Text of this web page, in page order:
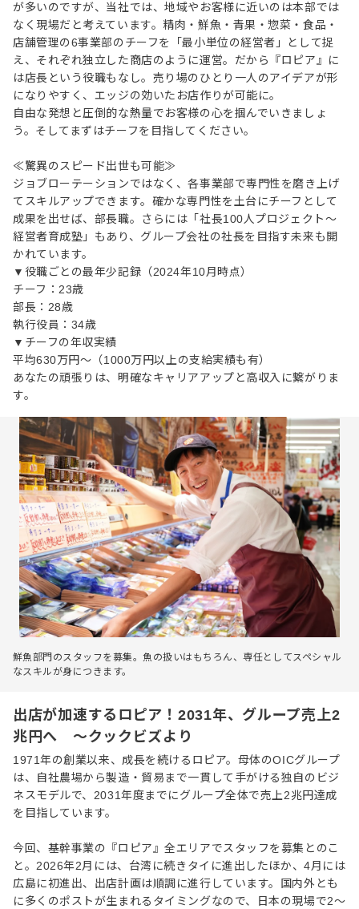
が多いのですが、当社では、地域やお客様に近いのは本部では
なく現場だと考えています。精肉・鮮魚・青果・惣菜・食品・
店舗管理の6事業部のチーフを「最小単位の経営者」として捉
え、それぞれ独立した商店のように運営。だから『ロピア』に
は店長という役職もなし。売り場のひとり一人のアイデアが形
になりやすく、エッジの効いたお店作りが可能に。
自由な発想と圧倒的な熱量でお客様の心を掴んでいきましょ
う。そしてまずはチーフを目指してください。
≪驚異のスピード出世も可能≫
ジョブローテーションではなく、各事業部で専門性を磨き上げ
てスキルアップできます。確かな専門性を土台にチーフとして
成果を出せば、部長職。さらには「社長100人プロジェクト～
経営者育成塾」もあり、グループ会社の社長を目指す未来も開
かれています。
▼役職ごとの最年少記録（2024年10月時点）
チーフ：23歳
部長：28歳
執行役員：34歳
▼チーフの年収実績
平均630万円～（1000万円以上の支給実績も有）
あなたの頑張りは、明確なキャリアアップと高収入に繋がりま
す。
鮮魚部門のスタッフを募集。魚の扱いはもちろん、専任としてスペシャル
なスキルが身につきます。
出店が加速するロピア！2031年、グループ売上2
兆円へ ～クックビズより
1971年の創業以来、成長を続けるロピア。母体のOICグループ
は、自社農場から製造・貿易まで一貫して手がける独自のビジ
ネスモデルで、2031年度までにグループ全体で売上2兆円達成
を目指しています。
今回、基幹事業の『ロピア』全エリアでスタッフを募集とのこ
と。2026年2月には、台湾に続きタイに進出したほか、4月には
広島に初進出、出店計画は順調に進行しています。国内外とも
に多くのポストが生まれるタイミングなので、日本の現場で2〜